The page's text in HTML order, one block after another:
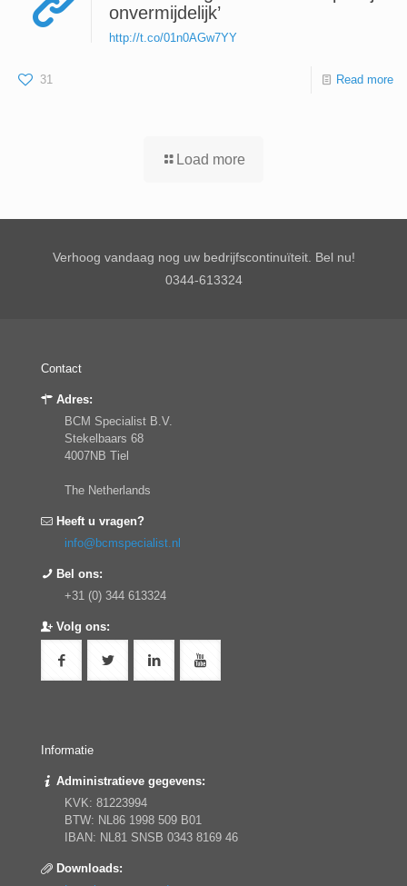
onvermijdelijk’
http://t.co/01n0AGw7YY
31 Read more
Load more
Verhoog vandaag nog uw bedrijfscontinuïteit. Bel nu!
0344-613324
Contact
Adres:
BCM Specialist B.V.
Stekelbaars 68
4007NB Tiel
The Netherlands
Heeft u vragen?
info@bcmspecialist.nl
Bel ons:
+31 (0) 344 613324
Volg ons:
Informatie
Administratieve gegevens:
KVK: 81223994
BTW: NL86 1998 509 B01
IBAN: NL81 SNSB 0343 8169 46
Downloads: